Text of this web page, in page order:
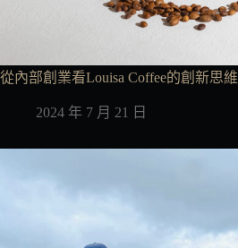
從內部創業看Louisa Coffee的創新思維
2024 年 7 月 21 日